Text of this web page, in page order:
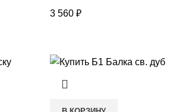
3 560₽